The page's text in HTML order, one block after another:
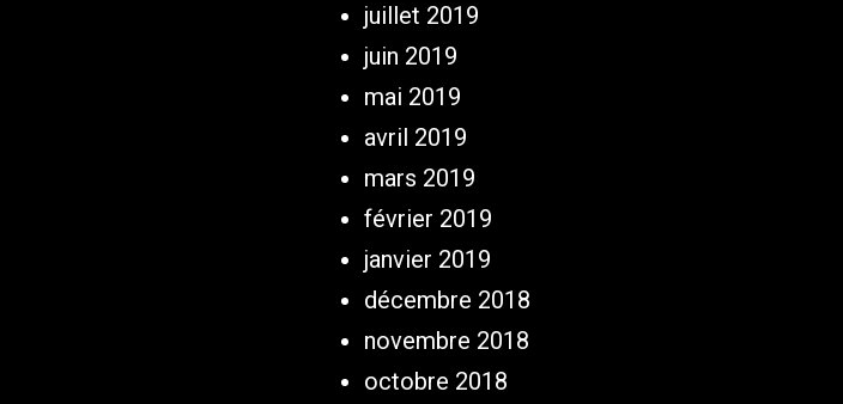
juillet 2019
juin 2019
mai 2019
avril 2019
mars 2019
février 2019
janvier 2019
décembre 2018
novembre 2018
octobre 2018